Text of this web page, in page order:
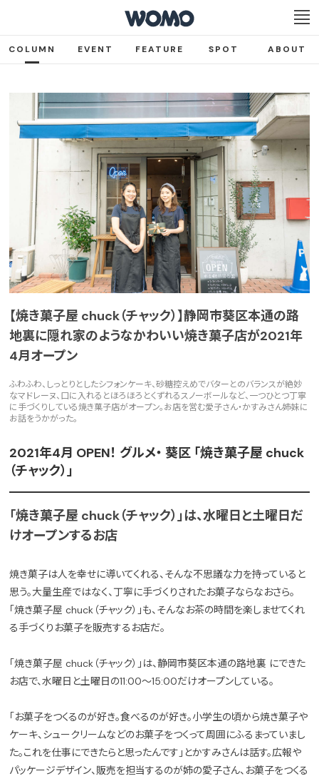
COLUMN EVENT FEATURE SPOT ABOUT
【焼き菓子屋 chuck（チャック）】静岡市葵区本通の路
地裏に隠れ家のようなかわいい焼き菓子店が2021年
4月オープン
ふわふわ、しっとりとしたシフォンケーキ、砂糖控えめでバターとのバランスが絶妙
なマドレーヌ、口に入れるとほろほろとくずれるスノーボールなど、一つひとつ丁寧
に手づくりしている焼き菓子店がオープン。お店を営む愛子さん・かすみさん姉妹に
お話をうかがった。
2021年4月 OPEN！ グルメ・ 葵区 「焼き菓子屋 chuck
（チャック）」
「焼き菓子屋 chuck（チャック）」は、水曜日と土曜日だ
けオープンするお店
焼き菓子は人を幸せに導いてくれる、そんな不思議な力を持っていると
思う。大量生産ではなく、丁寧に手づくりされたお菓子ならなおさら。
「焼き菓子屋 chuck（チャック）」も、そんなお茶の時間を楽しませてくれ
る手づくりお菓子を販売するお店だ。
「焼き菓子屋 chuck（チャック）」は、静岡市葵区本通の路地裏 にできた
お店で、水曜日と土曜日の11:00〜15:00だけオープンしている。
「お菓子をつくるのが好き。食べるのが好き。小学生の頃から焼き菓子や
ケーキ、シュークリームなどのお菓子をつくって周囲にふるまっていまし
た。これを仕事にできたらと思ったんです」とかすみさんは話す。広報や
パッケージデザイン、販売を担当するのが姉の愛子さん、お菓子をつくる